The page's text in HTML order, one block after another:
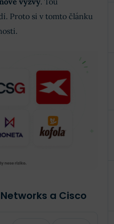
Proto si v tomto článku
a Cisco